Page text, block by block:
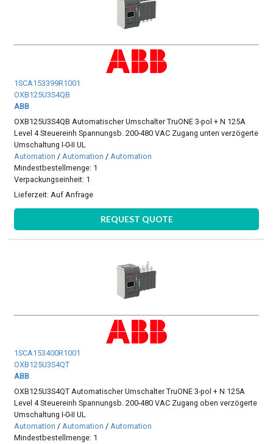
1SCA153399R1001
OXB125U3S4QB
ABB
OXB125U3S4QB Automatischer Umschalter TruONE 3-pol + N 125A
Level 4 Steuereinh Spannungsb. 200-480 VAC Zugang unten verzögerte
Umschaltung I-0-II UL
Automation / Automation / Automation
Mindestbestellmenge: 1
Verpackungseinheit: 1
Lieferzeit:Auf Anfrage
REQUEST QUOTE
1SCA153400R1001
OXB125U3S4QT
ABB
OXB125U3S4QT Automatischer Umschalter TruONE 3-pol + N 125A
Level 4 Steuereinh Spannungsb. 200-480 VAC Zugang oben verzögerte
Umschaltung I-0-II UL
Automation /Automation /Automation
Mindestbestellmenge: 1